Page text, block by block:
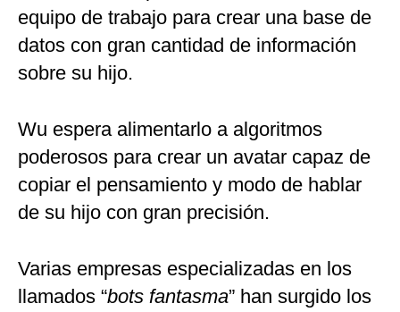
equipo de trabajo para crear una base de
datos con gran cantidad de información
sobre su hijo.
Wu espera alimentarlo a algoritmos
poderosos para crear un avatar capaz de
copiar el pensamiento y modo de hablar
de su hijo con gran precisión.
Varias empresas especializadas en los
llamados “bots fantasma” han surgido los